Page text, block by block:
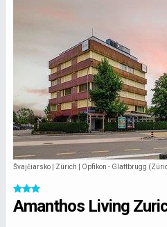
Švajčiarsko | Zürich | Opfikon - Glattbrugg
Amanthos Living